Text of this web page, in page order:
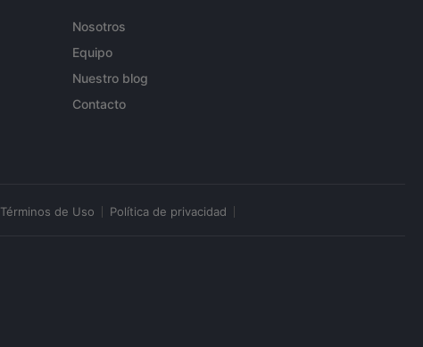
Nosotros
Equipo
Nuestro blog
Contacto
Términos de Uso Política de privacidad